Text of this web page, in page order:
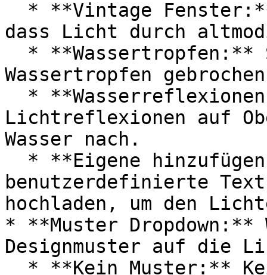
dass Licht durch
Wassertropfen
Lichtreflexionen auf
Wasser nach.
benutzerdefinierte
hochladen, um den
* **Muster Dropdown:**
Designmuster auf die